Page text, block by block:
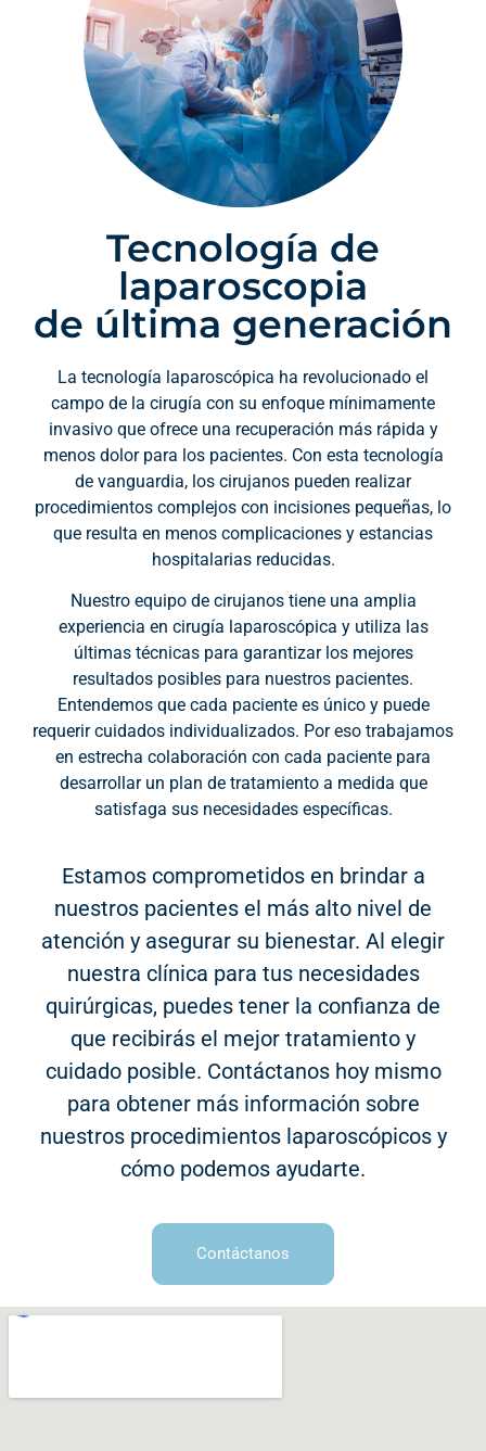
Tecnología de
laparoscopia
de última generación
La tecnología laparoscópica ha revolucionado el
campo de la cirugía con su enfoque mínimamente
invasivo que ofrece una recuperación más rápida y
menos dolor para los pacientes. Con esta tecnología
de vanguardia, los cirujanos pueden realizar
procedimientos complejos con incisiones pequeñas, lo
que resulta en menos complicaciones y estancias
hospitalarias reducidas.
Nuestro equipo de cirujanos tiene una amplia
experiencia en cirugía laparoscópica y utiliza las
últimas técnicas para garantizar los mejores
resultados posibles para nuestros pacientes.
Entendemos que cada paciente es único y puede
requerir cuidados individualizados. Por eso trabajamos
en estrecha colaboración con cada paciente para
desarrollar un plan de tratamiento a medida que
satisfaga sus necesidades específicas.
Estamos comprometidos en brindar a
nuestros pacientes el más alto nivel de
atención y asegurar su bienestar. Al elegir
nuestra clínica para tus necesidades
quirúrgicas, puedes tener la confianza de
que recibirás el mejor tratamiento y
cuidado posible. Contáctanos hoy mismo
para obtener más información sobre
nuestros procedimientos laparoscópicos y
cómo podemos ayudarte.
Contáctanos